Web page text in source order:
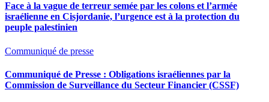
Face à la vague de terreur semée par les colons et l’armée
israélienne en Cisjordanie, l’urgence est à la protection du
peuple palestinien
Communiqué de presse
Communiqué de Presse : Obligations israéliennes par la
Commission de Surveillance du Secteur Financier (CSSF)